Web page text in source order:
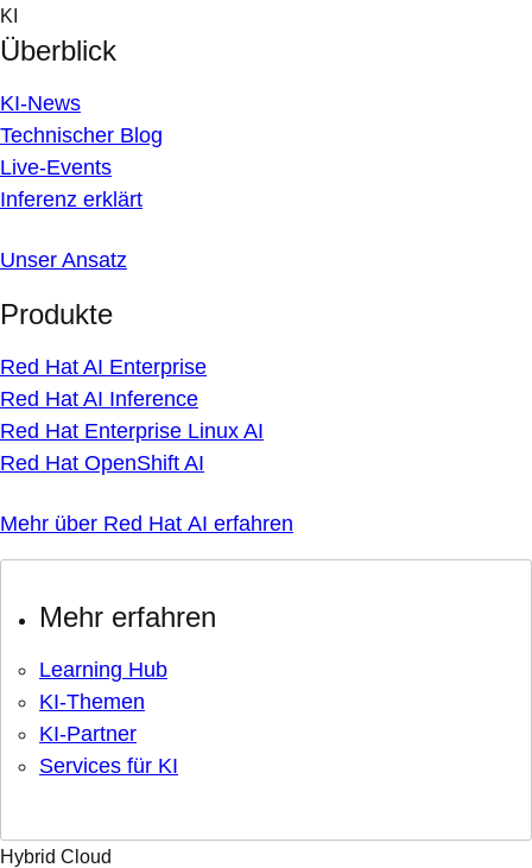
Skip
to
content
KI
Überblick
KI-News
Technischer Blog
Live-Events
Inferenz erklärt
Unser Ansatz
Produkte
Red Hat AI Enterprise
Red Hat AI Inference
Red Hat Enterprise Linux AI
Red Hat OpenShift AI
Mehr über Red Hat AI erfahren
Mehr erfahren
Learning Hub
KI-Themen
KI-Partner
Services für KI
Hybrid Cloud